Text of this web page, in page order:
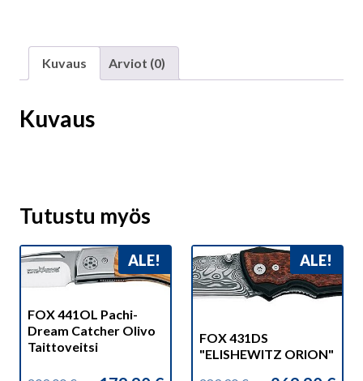
Kuvaus Arviot (0)
Kuvaus
Tutustu myös
ALE!
FOX 441OL Pachi-
Dream Catcher Olivo
Taittoveitsi
ALE!
FOX 431DS
"ELISHEWITZ ORION"